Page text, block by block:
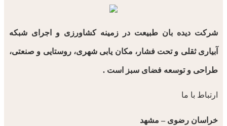
شرکت دیده بان طبیعت در زمینه کشاورزی و اجرای شبکه
آبیاری ثقلی و تحت فشار، مکان یابی شهری، روستایی و صنعتی،
طراحی و توسعه فضای سبز است .
ارتباط با ما
خراسان رضوی – مشهد